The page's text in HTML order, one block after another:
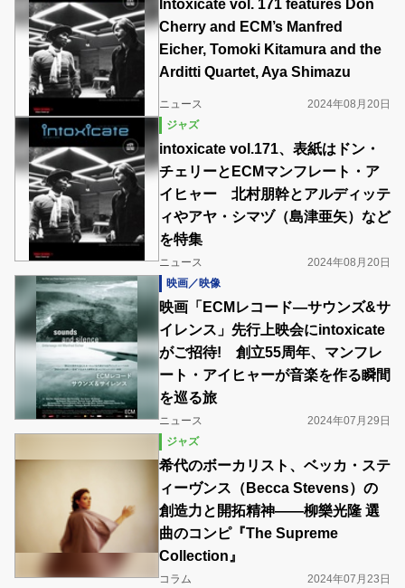
Intoxicate vol. 171 features Don
Cherry and ECM’s Manfred
Eicher, Tomoki Kitamura and the
Arditti Quartet, Aya Shimazu
ニュース
2024年08月20日
ジャズ
intoxicate vol.171、表紙はドン・
チェリーとECMマンフレート・ア
イヒャー 北村朋幹とアルディッテ
ィやアヤ・シマヅ（島津亜矢）など
を特集
ニュース
2024年08月20日
映画／映像
映画「ECMレコード―サウンズ&サ
イレンス」先行上映会にintoxicate
がご招待! 創立55周年、マンフレ
ート・アイヒャーが音楽を作る瞬間
を巡る旅
ニュース
2024年07月29日
ジャズ
希代のボーカリスト、ベッカ・ステ
ィーヴンス（Becca Stevens）の
創造力と開拓精神――柳樂光隆 選
曲のコンピ『The Supreme
Collection』
コラム 2024年07月23日